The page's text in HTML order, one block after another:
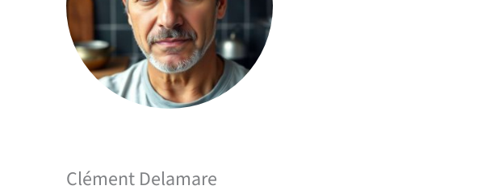
Clément Delamare